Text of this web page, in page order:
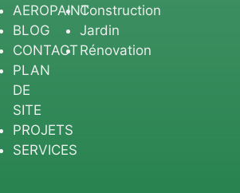
AEROPAINT
BLOG
CONTACT
PLAN
DE
SITE
PROJETS
SERVICES
Construction
Jardin
Rénovation